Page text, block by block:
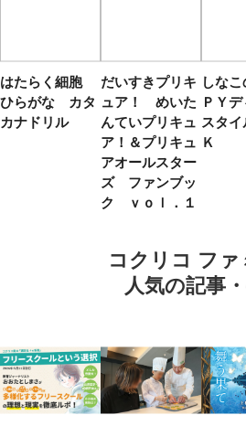
はたらく細胞
ひらがな カタ
カナドリル
だいすきプリキ
ュア！ めいた
んていプリキュ
ア！＆プリキュ
アオールスター
ズ ファンブッ
ク ｖｏｌ．１
しな
ＰＹ
スタ
Ｋ
コクリコ ファ
人気の記事